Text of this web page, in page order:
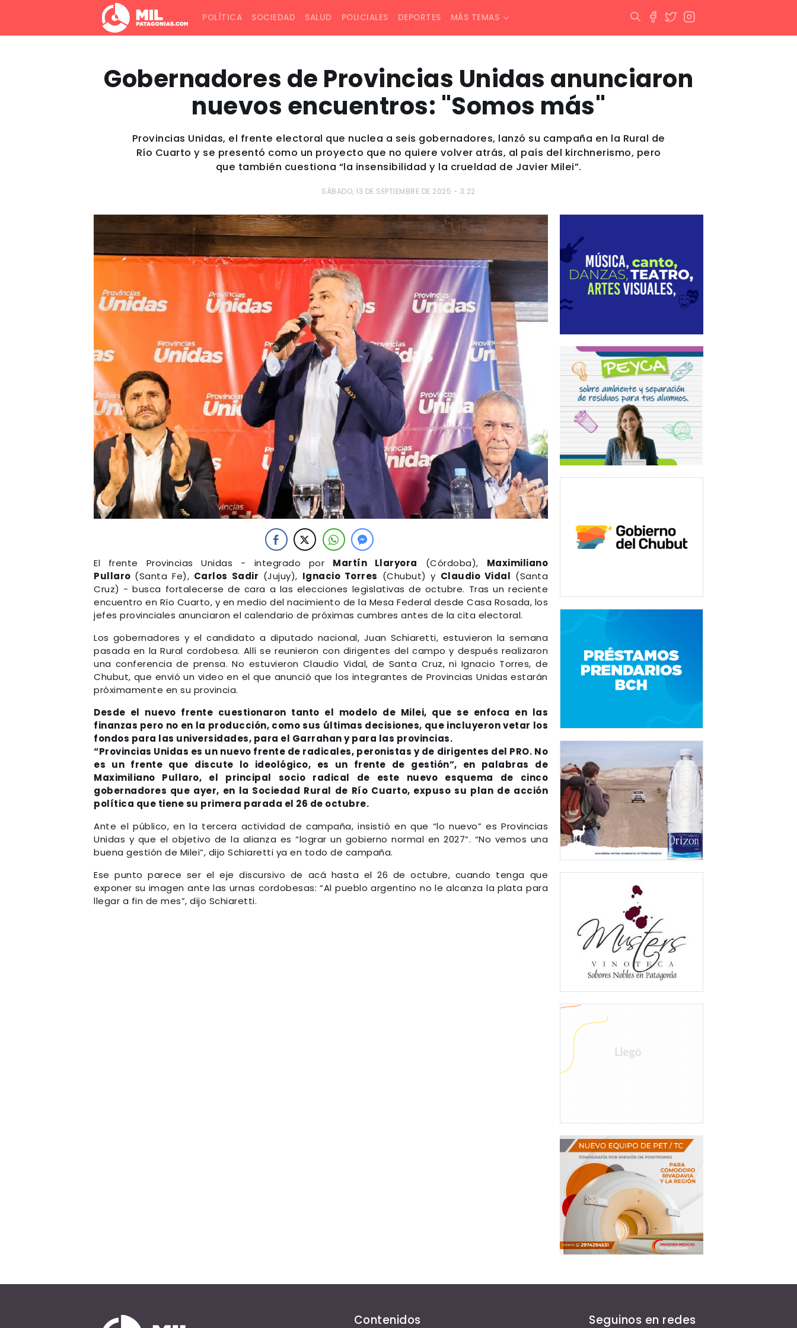
POLÍTICA SOCIEDAD SALUD POLICIALES DEPORTES MÁS TEMAS
Gobernadores de Provincias Unidas anunciaron
nuevos encuentros: "Somos más"
Provincias Unidas, el frente electoral que nuclea a seis gobernadores, lanzó su campaña en la Rural de
Río Cuarto y se presentó como un proyecto que no quiere volver atrás, al país del kirchnerismo, pero
que también cuestiona “la insensibilidad y la crueldad de Javier Milei”.
SÁBADO, 13 DE SEPTIEMBRE DE 2025 - 3:22
El frente Provincias Unidas - integrado por Martín Llaryora (Córdoba), Maximiliano
Pullaro (Santa Fe), Carlos Sadir (Jujuy), Ignacio Torres (Chubut) y Claudio Vidal (Santa
Cruz) - busca fortalecerse de cara a las elecciones legislativas de octubre. Tras un reciente
encuentro en Río Cuarto, y en medio del nacimiento de la Mesa Federal desde Casa Rosada, los
jefes provinciales anunciaron el calendario de próximas cumbres antes de la cita electoral.
Los gobernadores y el candidato a diputado nacional, Juan Schiaretti, estuvieron la semana
pasada en la Rural cordobesa. Allí se reunieron con dirigentes del campo y después realizaron
una conferencia de prensa. No estuvieron Claudio Vidal, de Santa Cruz, ni Ignacio Torres, de
Chubut, que envió un video en el que anunció que los integrantes de Provincias Unidas estarán
próximamente en su provincia.
Desde el nuevo frente cuestionaron tanto el modelo de Milei, que se enfoca en las
finanzas pero no en la producción, como sus últimas decisiones, que incluyeron vetar los
fondos para las universidades, para el Garrahan y para las provincias.
“Provincias Unidas es un nuevo frente de radicales, peronistas y de dirigentes del PRO. No
es un frente que discute lo ideológico, es un frente de gestión”, en palabras de
Maximiliano Pullaro, el principal socio radical de este nuevo esquema de cinco
gobernadores que ayer, en la Sociedad Rural de Río Cuarto, expuso su plan de acción
política que tiene su primera parada el 26 de octubre.
Ante el público, en la tercera actividad de campaña, insistió en que “lo nuevo” es Provincias
Unidas y que el objetivo de la alianza es “lograr un gobierno normal en 2027”. “No vemos una
buena gestión de Milei”, dijo Schiaretti ya en todo de campaña.
Ese punto parece ser el eje discursivo de acá hasta el 26 de octubre, cuando tenga que
exponer su imagen ante las urnas cordobesas: “Al pueblo argentino no le alcanza la plata para
llegar a fin de mes”, dijo Schiaretti.
Contenidos Seguinos en redes